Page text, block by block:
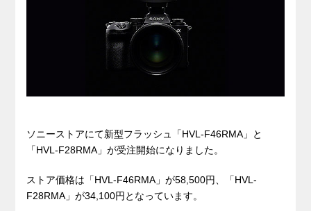
ソニーストアにて新型フラッシュ「HVL-F46RMA」と
「HVL-F28RMA」が受注開始になりました。
ストア価格は「HVL-F46RMA」が58,500円、「HVL-
F28RMA」が34,100円となっています。